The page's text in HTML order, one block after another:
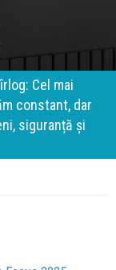
Cel mai
constant, dar
siguranță și